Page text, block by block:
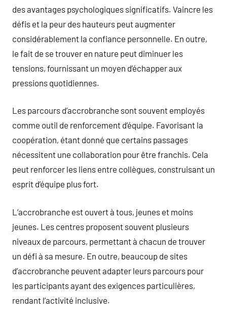
des avantages psychologiques significatifs. Vaincre les
défis et la peur des hauteurs peut augmenter
considérablement la confiance personnelle. En outre,
le fait de se trouver en nature peut diminuer les
tensions, fournissant un moyen d’échapper aux
pressions quotidiennes.
Les parcours d’accrobranche sont souvent employés
comme outil de renforcement d’équipe. Favorisant la
coopération, étant donné que certains passages
nécessitent une collaboration pour être franchis. Cela
peut renforcer les liens entre collègues, construisant un
esprit d’équipe plus fort.
L’accrobranche est ouvert à tous, jeunes et moins
jeunes. Les centres proposent souvent plusieurs
niveaux de parcours, permettant à chacun de trouver
un défi à sa mesure. En outre, beaucoup de sites
d’accrobranche peuvent adapter leurs parcours pour
les participants ayant des exigences particulières,
rendant l’activité inclusive.